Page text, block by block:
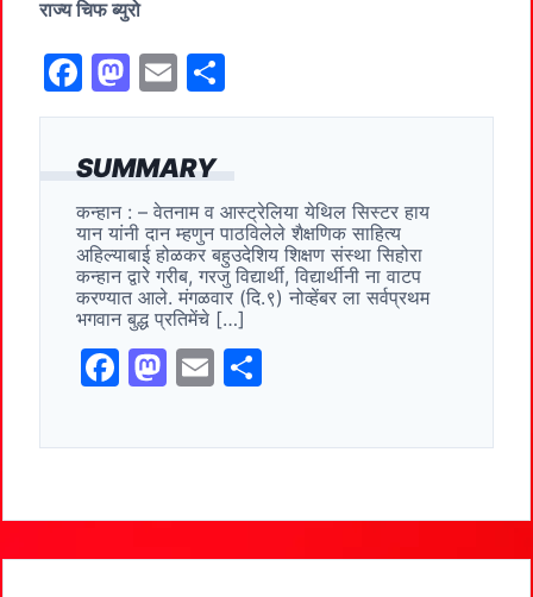
SUMMARY
कन्हान : – वेतनाम व आस्ट्रेलिया येथिल सिस्टर हाय
यान यांनी दान म्हणुन पाठविलेले शैक्षणिक साहित्य
अहिल्याबाई होळकर बहुउदेशिय शिक्षण संस्था सिहोरा
कन्हान द्वारे गरीब, गरजु विद्यार्थी, विद्यार्थीनी ना वाटप
करण्यात आले. मंगळवार (दि.९) नोव्हेंबर ला सर्वप्रथम
भगवान बुद्ध प्रतिमेंचे […]
F
c
b
o
M
st
d
o
E
ai ar
राज्य चिफ ब्युरो
F
a
c
e
b
o
o
k
M
a
st
o
d
o
n
E
m
ai
l
h